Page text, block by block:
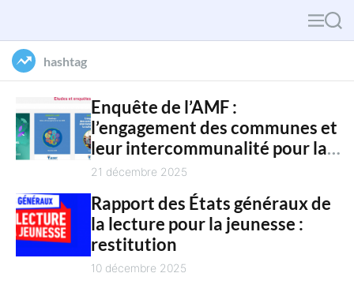
t
M
n
S
a
c
h
hashtag
Enquête de l’AMF :
l’engagement des communes et
leur intercommunalité pour la
culture en 2025
21 décembre 2025
Rapport des États généraux de
la lecture pour la jeunesse :
restitution
10 décembre 2025